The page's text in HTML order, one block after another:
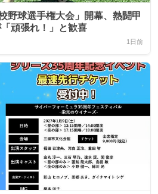
野球選手権大会」開幕、熱闘甲
頑張れ！」と歓喜
1日前